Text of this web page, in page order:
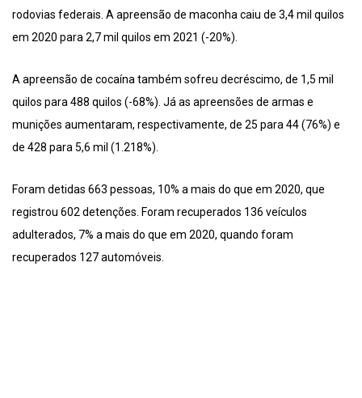
rodovias federais. A apreensão de maconha caiu de 3,4 mil quilos
em 2020 para 2,7 mil quilos em 2021 (-20%).
A apreensão de cocaína também sofreu decréscimo, de 1,5 mil
quilos para 488 quilos (-68%). Já as apreensões de armas e
munições aumentaram, respectivamente, de 25 para 44 (76%) e
de 428 para 5,6 mil (1.218%).
Foram detidas 663 pessoas, 10% a mais do que em 2020, que
registrou 602 detenções. Foram recuperados 136 veículos
adulterados, 7% a mais do que em 2020, quando foram
recuperados 127 automóveis.